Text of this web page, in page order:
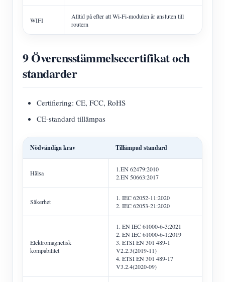
WIFI
Alltid på efter att Wi-Fi-modulen är ansluten till
routern
9 Överensstämmelsecertifikat och
standarder
Certifiering: CE, FCC, RoHS
CE-standard tillämpas
Nödvändiga krav Tillämpad standard
Hälsa
1.EN 62479:2010
2.EN 50663:2017
Säkerhet
1. IEC 62052-11:2020
2. IEC 62053-21:2020
Elektromagnetisk
kompabilitet
1. EN IEC 61000-6-3:2021
2. EN IEC 61000-6-1:2019
3. ETSI EN 301 489-1
V2.2.3(2019-11)
4. ETSI EN 301 489-17
V3.2.4(2020-09)